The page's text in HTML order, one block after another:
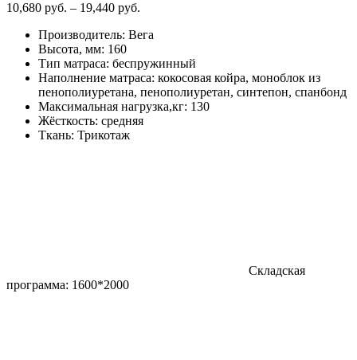
10,680 руб. – 19,440 руб.
10,680
–
19,440
руб.
Производитель: Вега
Высота, мм: 160
Тип матраса: беспружинный
Наполнение матраса: кокосовая койра, моноблок из
пенополиуретана, пенополиуретан, синтепон, спанбонд
Максимальная нагрузка,кг: 130
Жёсткость: средняя
Ткань: Трикотаж
Складская
программа: 1600*2000